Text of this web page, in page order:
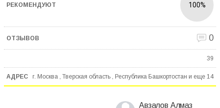
100%
0
39
г. Москва , Тверская область , Республика Башкортостан и еще 14
Авзалов Алмаз